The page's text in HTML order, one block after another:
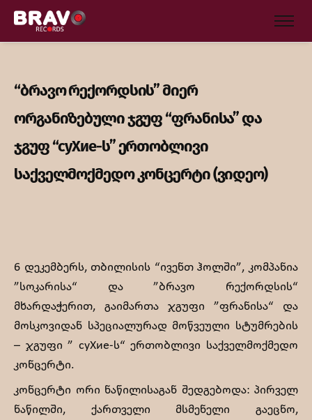
“ბრავო რექორდსის” მიერ
ორგანიზებული ჯგუფ “ფრანისა” და
ჯგუფ “суХие-ს” ერთობლივი
საქველმოქმედო კონცერტი (ვიდეო)
6 დეკემბერს, თბილისის “ივენთ ჰოლში”, კომპანია
”სოკარისა“ და ”ბრავო რექორდსის“
მხარდაჭერით, გაიმართა ჯგუფი ”ფრანისა“ და
მოსკოვიდან სპეციალურად მოწვეული სტუმრების
– ჯგუფი ” суХие-ს“ ერთობლივი საქველმოქმედო
კონცერტი.
კონცერტი ორი ნაწილისაგან შედგებოდა: პირველ
ნაწილში, ქართველი მსმენელი გაეცნო,